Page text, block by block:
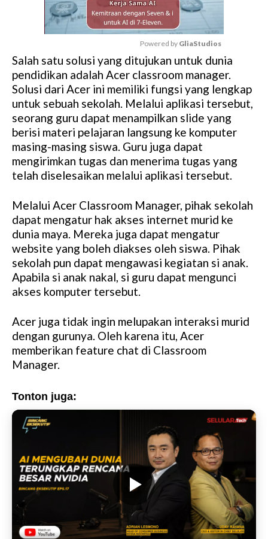
M
u
e
Powered by GliaStudios
Salah satu solusi yang ditujukan untuk dunia
pendidikan adalah Acer classroom manager.
Solusi dari Acer ini memiliki fungsi yang lengkap
untuk sebuah sekolah. Melalui aplikasi tersebut,
seorang guru dapat menampilkan slide yang
berisi materi pelajaran langsung ke komputer
masing-masing siswa. Guru juga dapat
mengirimkan tugas dan menerima tugas yang
telah diselesaikan melalui aplikasi tersebut.
Melalui Acer Classroom Manager, pihak sekolah
dapat mengatur hak akses internet murid ke
dunia maya. Mereka juga dapat mengatur
website yang boleh diakses oleh siswa. Pihak
sekolah pun dapat mengawasi kegiatan si anak.
Apabila si anak nakal, si guru dapat mengunci
akses komputer tersebut.
Acer juga tidak ingin melupakan interaksi murid
dengan gurunya. Oleh karena itu, Acer
memberikan feature chat di Classroom
Manager.
Tonton juga: